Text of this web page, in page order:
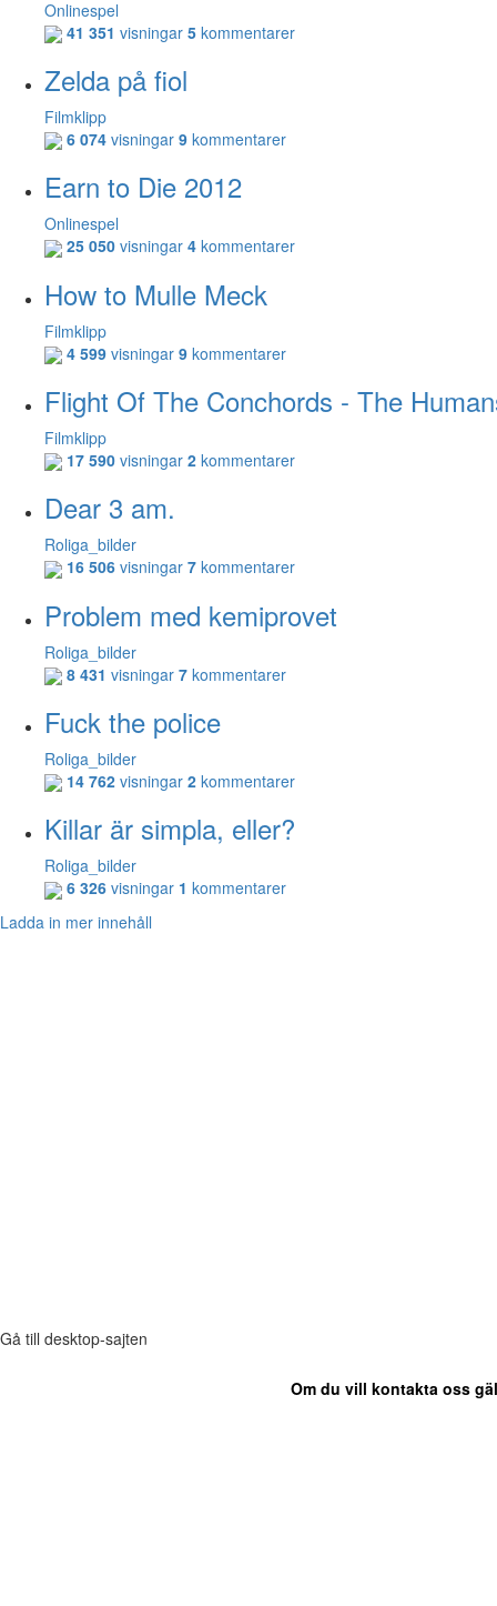
Onlinespel
41 351 visningar 5 kommentarer
Zelda på fiol
Filmklipp
6 074 visningar 9 kommentarer
Earn to Die 2012
Onlinespel
25 050 visningar 4 kommentarer
How to Mulle Meck
Filmklipp
4 599 visningar 9 kommentarer
Flight Of The Conchords - The
Filmklipp
17 590 visningar 2 kommentarer
Dear 3 am.
Roliga_bilder
16 506 visningar 7 kommentarer
Problem med kemiprovet
Roliga_bilder
8 431 visningar 7 kommentarer
Fuck the police
Roliga_bilder
14 762 visningar 2 kommentarer
Killar är simpla, eller?
Roliga_bilder
6 326 visningar 1 kommentarer
Ladda in mer innehåll
Gå till desktop-sajten
Om du vill kontakta oss